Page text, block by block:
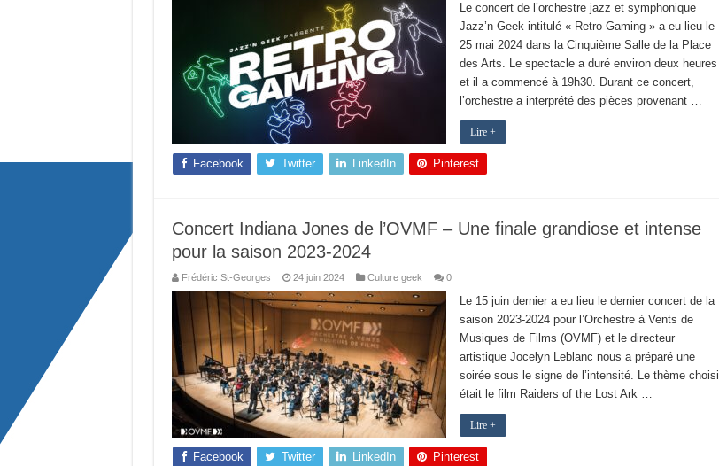
Le concert de l’orchestre jazz et symphonique
Jazz’n Geek intitulé « Retro Gaming » a eu lieu le
25 mai 2024 dans la Cinquième Salle de la Place
des Arts. Le spectacle a duré environ deux heures
et il a commencé à 19h30. Durant ce concert,
l’orchestre a interprété des pièces provenant …
Lire +
Facebook Twitter LinkedIn Pinterest
Concert Indiana Jones de l’OVMF – Une finale grandiose et intense
pour la saison 2023-2024
Frédéric St-Georges 24 juin 2024 Culture geek 0
Le 15 juin dernier a eu lieu le dernier concert de la
saison 2023-2024 pour l’Orchestre à Vents de
Musiques de Films (OVMF) et le directeur
artistique Jocelyn Leblanc nous a préparé une
soirée sous le signe de l’intensité. Le thème choisi
était le film Raiders of the Lost Ark …
Lire +
Facebook Twitter LinkedIn Pinterest